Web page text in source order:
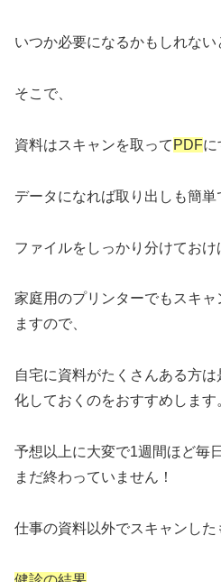
いつか必要になるかもしれない
そこで、
資料はスキャンを取って PDFに
データになれば取り出しも簡単
ファイルをしっかり分けておけ
家庭用のプリンターでもスキ
ますので、
自宅に資料がたくさんある方
化しておくのをおすすめします
予想以上に大変で1週間ほど毎
まだ終わっていません！
仕事の資料以外でスキャンした